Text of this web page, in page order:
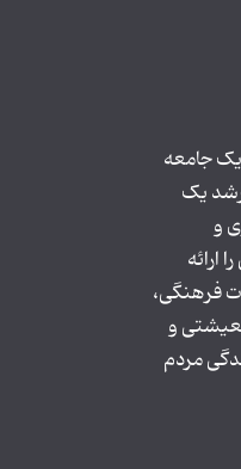
جامعه
یک
و
ارائه
فرهنگی،
و
مردم